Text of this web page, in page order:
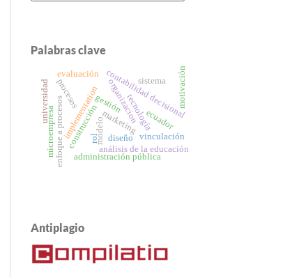
Palabras clave
modelo
contabilidad decisional
construcciónanálisis de la educación
marketing
implementation
rol
organizaciontecnología
diseño
enfoque a procesos administración pública
ecuador
gestión
sistema
procesos
microempresa
evaluación
vinculación
universidad motivación
Antiplagio